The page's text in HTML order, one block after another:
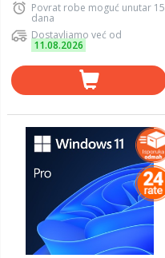
Povrat robe moguć unutar 15
dana
Dostavljamo već od
11.08.2026